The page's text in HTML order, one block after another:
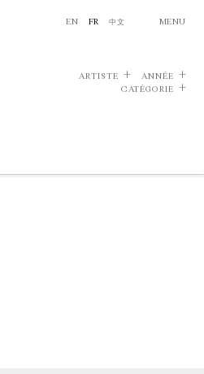
EN FR 中文 MENU
ARTISTE
ANNÉE
CATÉGORIE